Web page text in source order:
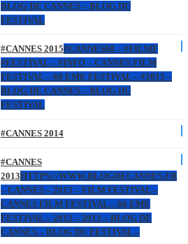
BLOG DE CANNES – BLOG DU
FESTIVAL
#CANNES 2015#CANNES68 – #FILMF
#FESTIVAL – #INFO – CANNES FILM
FESTIVAL – 68 EME FESTIVAL – #2015 –
BLOG DE CANNES – BLOG DU
FESTIVAL
#CANNES 2014
#CANNES
2013HTTPS://WWW.BLOGDECANNES.FR
– CANNES – 2013 – FILM FESTIVAL –
CANNES FILM FESTIVAL – 66 EME
FESTIVAL – 2012 – 2013 – BLOG DE
CANNES – BLOG DU FESTIVAL –